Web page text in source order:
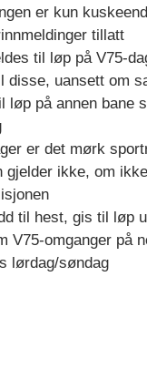
er kun
tillatt
til løp på V75-
uansett om
løp på annen bane
er det mørk
gjelder ikke, om
til hest, gis til løp
V75-omganger på
lørdag/søndag